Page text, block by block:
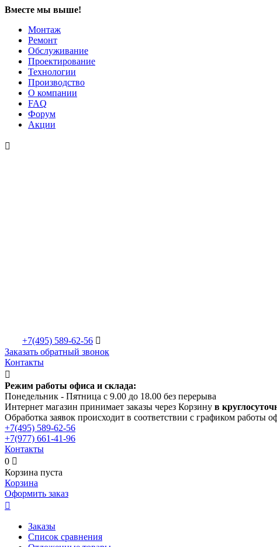
Вместе мы выше!
Монтаж
Ремонт
Обслуживание
Проектирование
Технологии
Производство
О компании
FAQ
Форум
Акции

+7(495) 589-62-56 
Заказать обратный звонок
Контакты

Режим работы офиса и склада:
Понедельник - Пятница с 9.00 до 18.00 без перерыва
Интернет магазин принимает заказы через Корзину в
Обработка заявок происходит в соответствии с графиком работы
+7(495) 589-62-56
+7(977) 661-41-96
Контакты
0 
Корзина пуста
Корзина
Оформить заказ

Заказы
Список сравнения